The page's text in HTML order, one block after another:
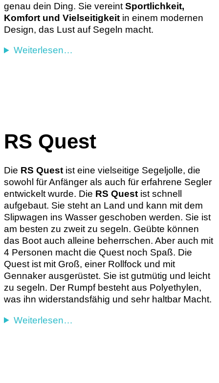
genau dein Ding. Sie vereint Sportlichkeit,
Komfort und Vielseitigkeit in einem modernen
Design, das Lust auf Segeln macht.
Weiterlesen…
RS Quest
Die RS Quest ist eine vielseitige Segeljolle, die
sowohl für Anfänger als auch für erfahrene Segler
entwickelt wurde. Die RS Quest ist schnell
aufgebaut. Sie steht an Land und kann mit dem
Slipwagen ins Wasser geschoben werden. Sie ist
am besten zu zweit zu segeln. Geübte können
das Boot auch alleine beherrschen. Aber auch mit
4 Personen macht die Quest noch Spaß. Die
Quest ist mit Groß, einer Rollfock und mit
Gennaker ausgerüstet. Sie ist gutmütig und leicht
zu segeln. Der Rumpf besteht aus Polyethylen,
was ihn widerstandsfähig und sehr haltbar Macht.
Weiterlesen…